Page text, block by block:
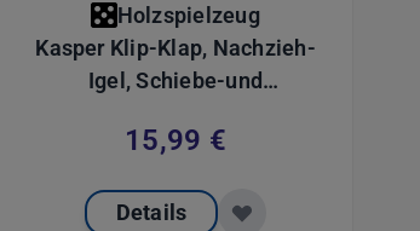
Holzspielzeug
Kasper Klip-Klap, Nachzieh-
Igel, Schiebe-und
16 cm
15,99 €
Details